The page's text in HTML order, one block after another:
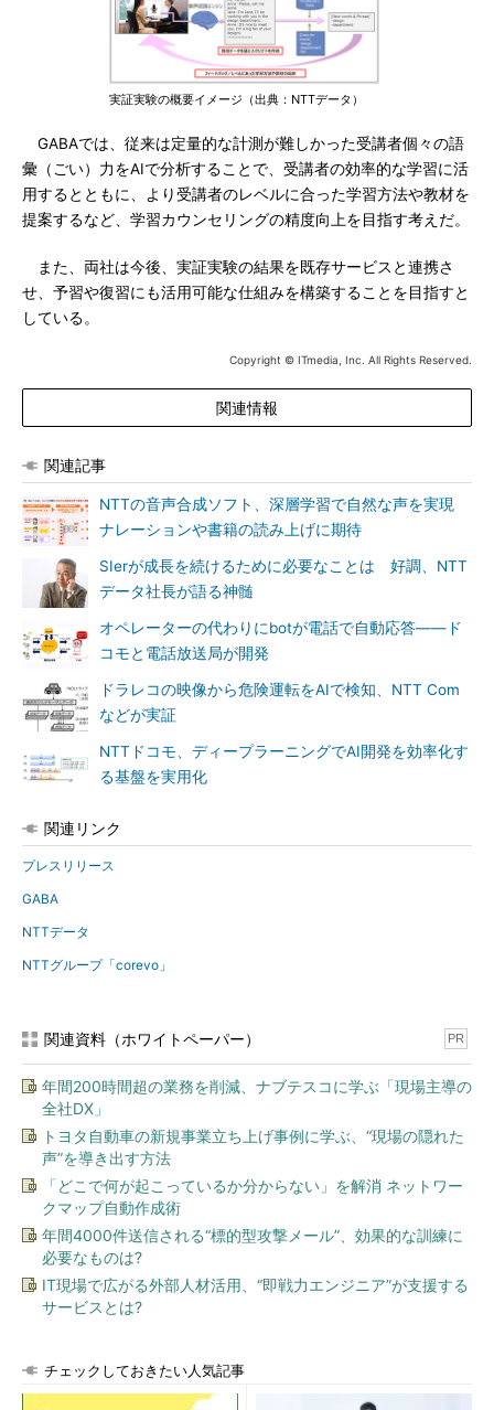
実証実験の概要イメージ（出典：NTTデータ）
GABAでは、従来は定量的な計測が難しかった受講者個々の語
彙（ごい）力をAIで分析することで、受講者の効率的な学習に活
用するとともに、より受講者のレベルに合った学習方法や教材を
提案するなど、学習カウンセリングの精度向上を目指す考えだ。
また、両社は今後、実証実験の結果を既存サービスと連携さ
せ、予習や復習にも活用可能な仕組みを構築することを目指すと
している。
Copyright © ITmedia, Inc. All Rights Reserved.
関連情報
関連記事
NTTの音声合成ソフト、深層学習で自然な声を実現
ナレーションや書籍の読み上げに期待
SIerが成長を続けるために必要なことは 好調、NTT
データ社長が語る神髄
オペレーターの代わりにbotが電話で自動応答――ド
コモと電話放送局が開発
ドラレコの映像から危険運転をAIで検知、NTT Com
などが実証
NTTドコモ、ディープラーニングでAI開発を効率化す
る基盤を実用化
関連リンク
プレスリリース
GABA
NTTデータ
NTTグループ「corevo」
関連資料（ホワイトペーパー） PR
年間200時間超の業務を削減、ナブテスコに学ぶ「現場主導の
全社DX」
トヨタ自動車の新規事業立ち上げ事例に学ぶ、“現場の隠れた
声”を導き出す方法
「どこで何が起こっているか分からない」を解消 ネットワー
クマップ自動作成術
年間4000件送信される“標的型攻撃メール”、効果的な訓練に
必要なものは?
IT現場で広がる外部人材活用、“即戦力エンジニア”が支援する
サービスとは?
チェックしておきたい人気記事